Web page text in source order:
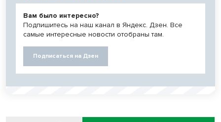
Вам было интересно?
Подпишитесь на наш канал в Яндекс. Дзен. Все
самые интересные новости отобраны там.
Подписаться на Дзен